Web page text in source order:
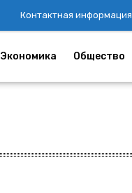
Контактная информация
Экономика Общество